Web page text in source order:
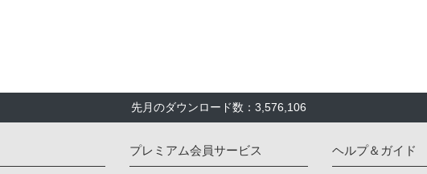
先月のダウンロード数：3,576,106
プレミアム会員サービス ヘルプ＆ガイド